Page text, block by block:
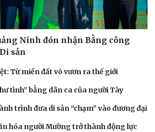
Ninh đón nhận Bằng công
sản
Từ miền đất võ vươn ra thế giới
tình” bằng dân ca của người Tày
trình đưa di sản “chạm” vào đương đại
hóa người Mường trở thành động lực